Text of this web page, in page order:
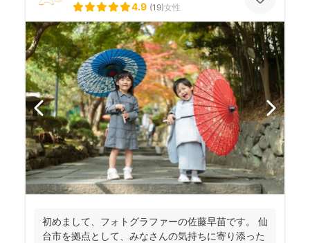
4.9 (19)女性
初めまして、フォトグラファーの佐藤早苗です。 仙
台市を拠点として、みなさんの気持ちに寄り添った